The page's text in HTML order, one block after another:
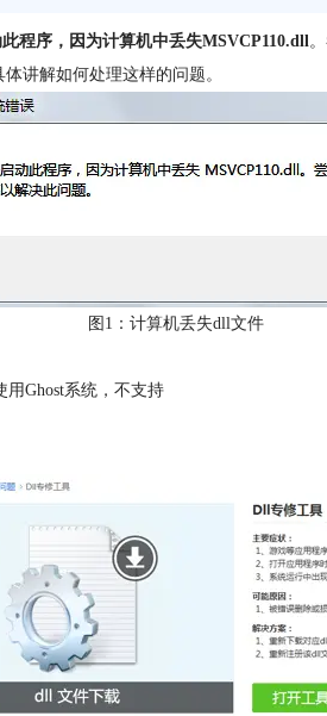
程序，因为计算机中丢失MSVCP110.dll
讲解如何处理这样的问题。
图1：计算机丢失dll文件
用Ghost系统，不支持